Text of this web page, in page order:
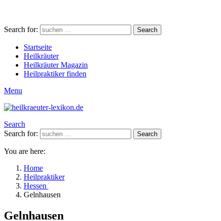
Search for: Search
Startseite
Heilkräuter
Heilkräuter Magazin
Heilpraktiker finden
Menu
Search
Search for:
Search
You are here:
Home
Heilpraktiker
Hessen
Gelnhausen
Gelnhausen